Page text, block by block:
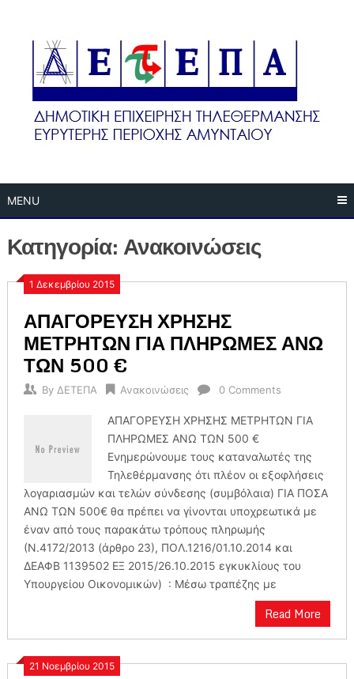
content
MENU
Κατηγορία:Ανακοινώσεις
1 Δεκεμβρίου 2015
ΑΠΑΓΟΡΕΥΣΗ ΧΡΗΣΗΣ
ΜΕΤΡΗΤΩΝ ΓΙΑ ΠΛΗΡΩΜΕΣ ΑΝΩ
ΤΩΝ 500 €
By ΔΕΤΕΠΑ Ανακοινώσεις 0 Comments
ΑΠΑΓΟΡΕΥΣΗ ΧΡΗΣΗΣ ΜΕΤΡΗΤΩΝ ΓΙΑ
ΠΛΗΡΩΜΕΣ ΑΝΩ ΤΩΝ 500 €
Ενημερώνουμε τους καταναλωτές της
Τηλεθέρμανσης ότι πλέον οι εξοφλήσεις
λογαριασμών και τελών σύνδεσης (συμβόλαια) ΓΙΑ ΠΟΣΑ
ΑΝΩ ΤΩΝ 500€ θα πρέπει να γίνονται υποχρεωτικά με
έναν από τους παρακάτω τρόπους πληρωμής
(Ν.4172/2013 (άρθρο 23), ΠΟΛ.1216/01.10.2014 και
ΔΕΑΦΒ 1139502 ΕΞ 2015/26.10.2015 εγκυκλίους του
Υπουργείου Οικονομικών) : Μέσω τραπέζης με
Read More
21 Νοεμβρίου 2015